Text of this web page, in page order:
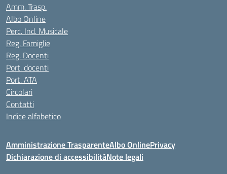
Amm. Trasp.
Albo Online
Perc. Ind. Musicale
Reg. Famiglie
Reg. Docenti
Port. docenti
Port. ATA
Circolari
Contatti
Indice alfabetico
Amministrazione TrasparenteAlbo OnlinePrivacy
Dichiarazione di accessibilitàNote legali